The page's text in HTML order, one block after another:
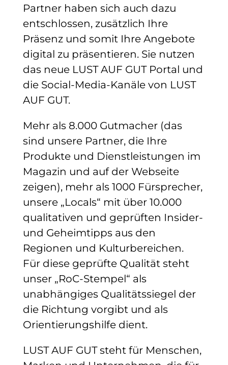
Partner haben sich auch dazu
entschlossen, zusätzlich Ihre
Präsenz und somit Ihre Angebote
digital zu präsentieren. Sie nutzen
das neue LUST AUF GUT Portal und
die Social-Media-Kanäle von LUST
AUF GUT.
Mehr als 8.000 Gutmacher (das
sind unsere Partner, die Ihre
Produkte und Dienstleistungen im
Magazin und auf der Webseite
zeigen), mehr als 1000 Fürsprecher,
unsere „Locals“ mit über 10.000
qualitativen und geprüften Insider-
und Geheimtipps aus den
Regionen und Kulturbereichen.
Für diese geprüfte Qualität steht
unser „RoC-Stempel“ als
unabhängiges Qualitätssiegel der
die Richtung vorgibt und als
Orientierungshilfe dient.
LUST AUF GUT steht für Menschen,